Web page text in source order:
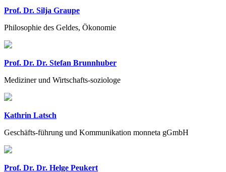
Prof. Dr. Silja Graupe
Philosophie des Geldes, Ökonomie
Prof. Dr. Dr. Stefan Brunnhuber
Mediziner und Wirtschafts-soziologe
Kathrin Latsch
Geschäfts-führung und Kommunikation monneta gGmbH
Prof. Dr. Dr. Helge Peukert